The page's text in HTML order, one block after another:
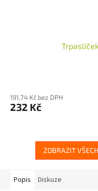
191,74 Kč bez DPH
232 Kč
ZOBRAZIT
Popis Diskuze